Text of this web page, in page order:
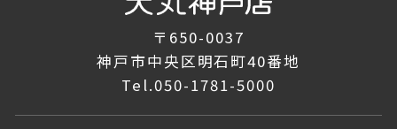
〒650-0037
神戸市中央区明石町40番地
Tel.050-1781-5000